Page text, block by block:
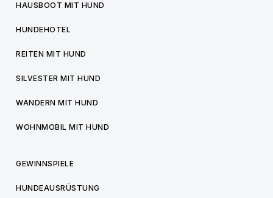
HAUSBOOT MIT HUND
HUNDEHOTEL
REITEN MIT HUND
SILVESTER MIT HUND
WANDERN MIT HUND
WOHNMOBIL MIT HUND
GEWINNSPIELE
HUNDEAUSRÜSTUNG